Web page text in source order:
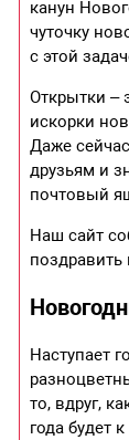
канун
чуточку
с этой
Открытки –
искорки
Даже
друзьям и
почтовый
Наш сайт
Наступает
то, вдруг,
года будет